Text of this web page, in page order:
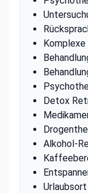
Komplexe
Detox
Alkohol-
Urlaubsort